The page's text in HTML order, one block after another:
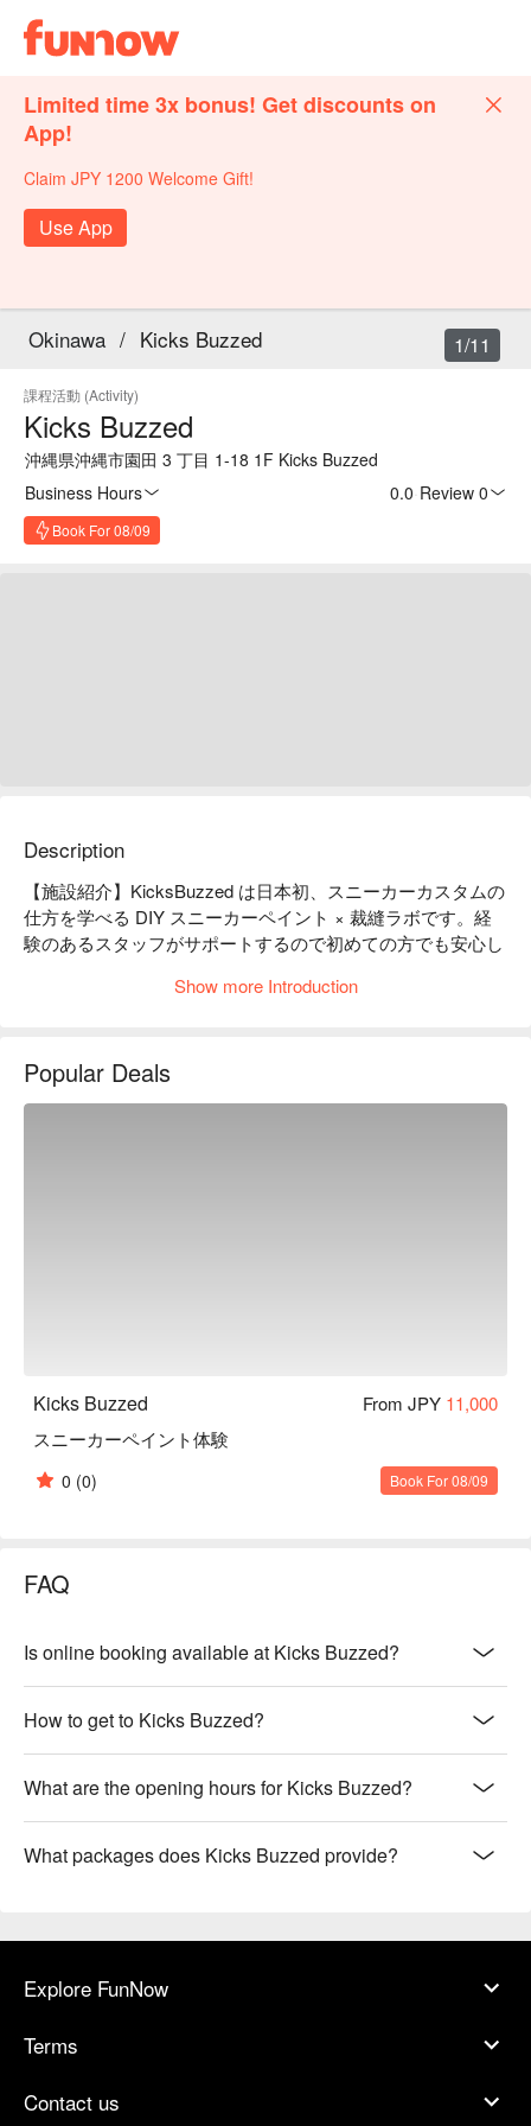
Limited time 3x bonus! Get discounts on
App!
Claim JPY 1200 Welcome Gift!
Use App
Okinawa / Kicks Buzzed
課程活動 (Activity)
Kicks Buzzed
沖縄県沖縄市園田 3 丁目 1-18 1F Kicks Buzzed
Business Hours
0.0 Review 0
Book For 08/09
1/11
Description
【施設紹介】KicksBuzzed は日本初、スニーカーカスタムの
仕方を学べる DIY スニーカーペイント × 裁縫ラボです。経
験のあるスタッフがサポートするので初めての方でも安心し
【スニーカーペイント】靴はご自身で持参してもらい、体験
アクセサリーも追加オプション可能です。
【店内雰囲気】開放的な広い空間の施設内には、BAR もあ
Show more Introduction
Popular Deals
Kicks Buzzed From JPY 11,000
スニーカーペイント体験
0 (0) Book For 08/09
FAQ
Is online booking available at Kicks Buzzed?
How to get to Kicks Buzzed?
What are the opening hours for Kicks Buzzed?
What packages does Kicks Buzzed provide?
Explore FunNow
Terms
Contact us